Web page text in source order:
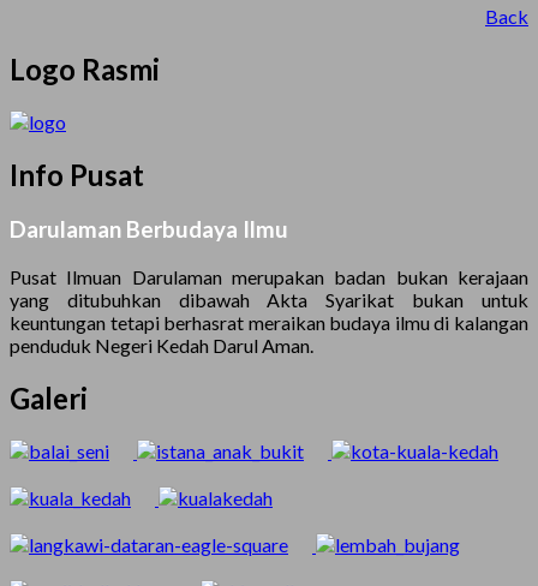
Back
Logo Rasmi
Info Pusat
Darulaman Berbudaya Ilmu
Pusat Ilmuan Darulaman merupakan badan bukan kerajaan
yang ditubuhkan dibawah Akta Syarikat bukan untuk
keuntungan tetapi berhasrat meraikan budaya ilmu di kalangan
penduduk Negeri Kedah Darul Aman.
Galeri